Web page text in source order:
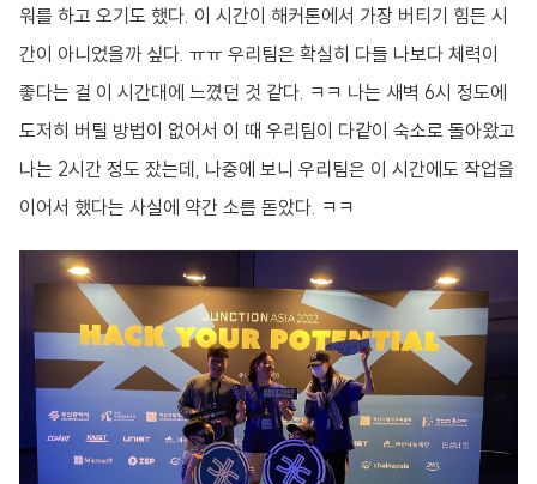
워를 하고 오기도 했다. 이 시간이 해커톤에서 가장 버티기 힘든 시
간이 아니었을까 싶다. ㅠㅠ 우리팀은 확실히 다들 나보다 체력이
좋다는 걸 이 시간대에 느꼈던 것 같다. ㅋㅋ 나는 새벽 6시 정도에
도저히 버틸 방법이 없어서 이 때 우리팀이 다같이 숙소로 돌아왔고
나는 2시간 정도 잤는데, 나중에 보니 우리팀은 이 시간에도 작업을
이어서 했다는 사실에 약간 소름 돋았다. ㅋㅋ